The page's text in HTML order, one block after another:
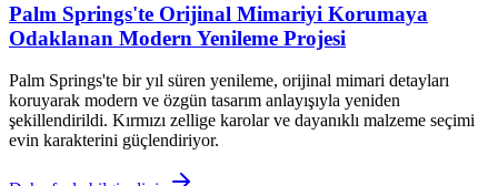
Palm Springs'te Orijinal Mimariyi Korumaya
Odaklanan Modern Yenileme Projesi
Palm Springs'te bir yıl süren yenileme, orijinal mimari detayları
koruyarak modern ve özgün tasarım anlayışıyla yeniden
şekillendirildi. Kırmızı zellige karolar ve dayanıklı malzeme seçimi
evin karakterini güçlendiriyor.